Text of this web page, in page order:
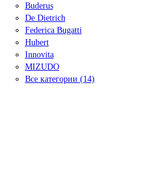
Buderus
De Dietrich
Federica Bugatti
Hubert
Innovita
MIZUDO
Все категории (14)